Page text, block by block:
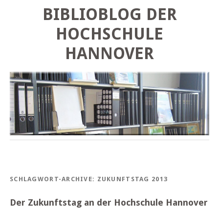
BIBLIOBLOG DER
HOCHSCHULE
HANNOVER
SCHLAGWORT-ARCHIVE: ZUKUNFTSTAG 2013
Der Zukunftstag an der Hochschule Hannover